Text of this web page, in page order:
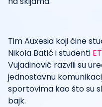
Tim Auxesia koji čine
Nikola Batić i studenti
Vujadinović razvili su
jednostavnu
sportovima kao što su
bajk.